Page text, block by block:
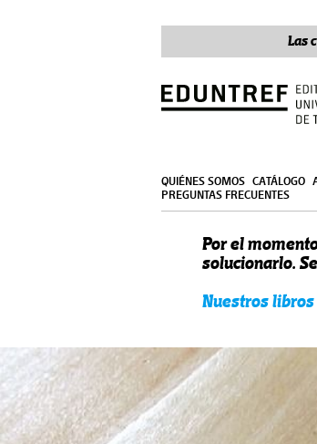
Las
QUIÉNES SOMOS CATÁLOGO
PREGUNTAS FRECUENTES
Por el
solucionarlo.
Nuestros